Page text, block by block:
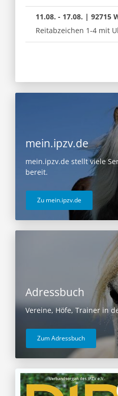
11.08. - 17.08. | 92715
Reitabzeichen 1-4 mit
mein.ipzv.de
mein.ipzv.de stellt viele
bereit.
Zu mein.ipzv.de
Adressbuch
Vereine, Höfe, Trainer in
Zum Adressbuch